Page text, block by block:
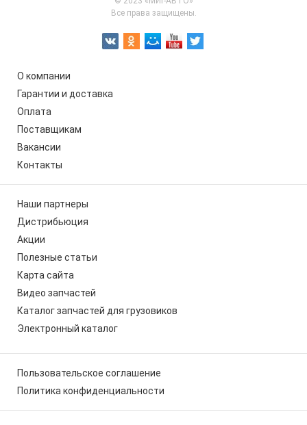
Все права защищены.
О компании
Гарантии и доставка
Оплата
Поставщикам
Вакансии
Контакты
Наши партнеры
Дистрибьюция
Акции
Полезные статьи
Карта сайта
Видео запчастей
Каталог запчастей для грузовиков
Электронный каталог
Пользовательское соглашение
Политика конфиденциальности